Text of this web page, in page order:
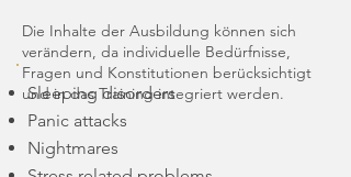
Die Inhalte der Ausbildung können sich
verändern, da individuelle Bedürfnisse,
Fragen und Konstitutionen berücksichtigt
und in das Training integriert werden.
Sleeping disorders
Panic attacks
Nightmares